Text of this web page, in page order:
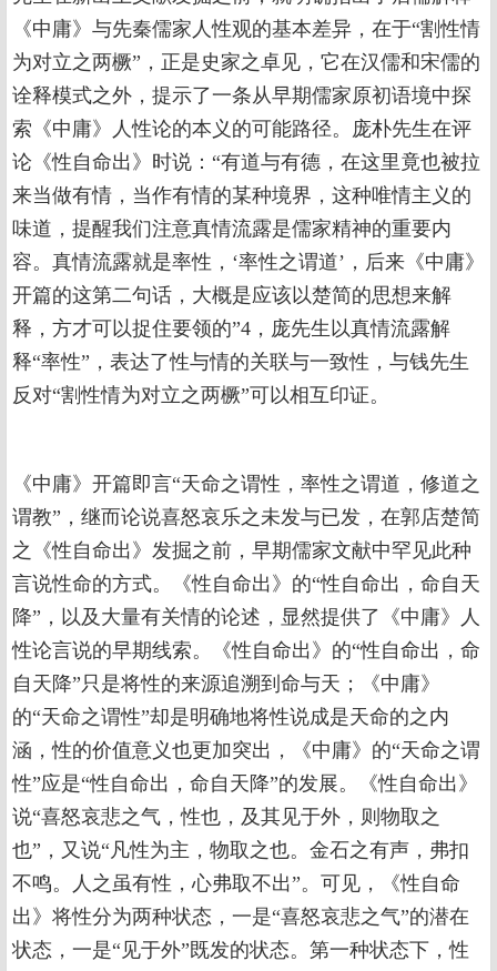
《中庸》与先秦儒家人性观的基本差异，在于“割性情
为对立之两橛”，正是史家之卓见，它在汉儒和宋儒的
诠释模式之外，提示了一条从早期儒家原初语境中探
索《中庸》人性论的本义的可能路径。庞朴先生在评
论《性自命出》时说：“有道与有德，在这里竟也被拉
来当做有情，当作有情的某种境界，这种唯情主义的
味道，提醒我们注意真情流露是儒家精神的重要内
容。真情流露就是率性，‘率性之谓道’，后来《中庸》
开篇的这第二句话，大概是应该以楚简的思想来解
释，方才可以捉住要领的”4，庞先生以真情流露解
释“率性”，表达了性与情的关联与一致性，与钱先生
反对“割性情为对立之两橛”可以相互印证。
《中庸》开篇即言“天命之谓性，率性之谓道，修道之
谓教”，继而论说喜怒哀乐之未发与已发，在郭店楚简
之《性自命出》发掘之前，早期儒家文献中罕见此种
言说性命的方式。《性自命出》的“性自命出，命自天
降”，以及大量有关情的论述，显然提供了《中庸》人
性论言说的早期线索。《性自命出》的“性自命出，命
自天降”只是将性的来源追溯到命与天；《中庸》
的“天命之谓性”却是明确地将性说成是天命的之内
涵，性的价值意义也更加突出，《中庸》的“天命之谓
性”应是“性自命出，命自天降”的发展。《性自命出》
说“喜怒哀悲之气，性也，及其见于外，则物取之
也”，又说“凡性为主，物取之也。金石之有声，弗扣
不鸣。人之虽有性，心弗取不出”。可见，《性自命
出》将性分为两种状态，一是“喜怒哀悲之气”的潜在
状态，一是“见于外”既发的状态。第一种状态下，性